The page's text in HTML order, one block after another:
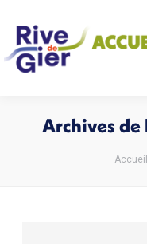
Archives de
Accueil